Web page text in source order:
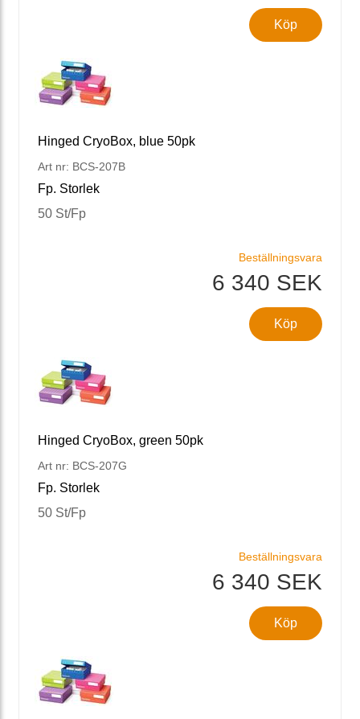
Köp
Hinged CryoBox, blue 50pk
Art nr: BCS-207B
Fp. Storlek
50 St/Fp
Beställningsvara
6 340 SEK
Köp
Hinged CryoBox, green 50pk
Art nr: BCS-207G
Fp. Storlek
50 St/Fp
Beställningsvara
6 340 SEK
Köp